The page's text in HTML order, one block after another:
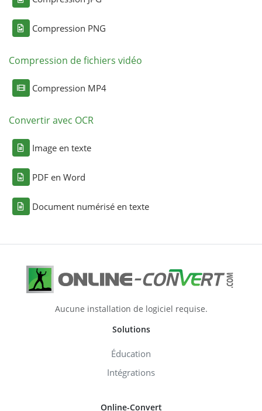
Compression PNG
Compression de fichiers vidéo
Compression MP4
Convertir avec OCR
Image en texte
PDF en Word
Document numérisé en texte
Aucune installation de logiciel requise.
Solutions
Éducation
Intégrations
Online-Convert